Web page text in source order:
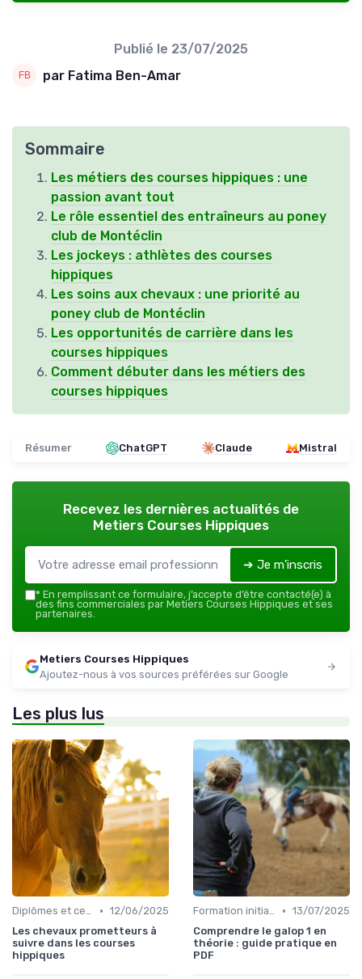
Publié le 23/07/2025
par Fatima Ben-Amar
Sommaire
Les métiers des courses hippiques : une
passion avant tout
Le rôle essentiel des entraîneurs au poney
club de Montéclin
Les jockeys : athlètes des courses
hippiques
Les soins aux chevaux : une priorité au
poney club de Montéclin
Les opportunités de carrière dans les
courses hippiques
Comment débuter dans les métiers des
courses hippiques
Résumer ChatGPT Claude Mistral
Recevez les dernières actualités de
Metiers Courses Hippiques
➔ Je m'inscris
* En remplissant ce formulaire, j’accepte d’être contacté(e) à
des fins commerciales par Metiers Courses Hippiques et ses
partenaires.
Metiers Courses Hippiques
Ajoutez-nous à vos sources préférées sur Google
Les plus lus
Diplômes et certifications • 12/06/2025
Les chevaux prometteurs à
suivre dans les courses
hippiques
Formation initiale • 13/07/2025
Comprendre le galop 1 en
théorie : guide pratique en
PDF